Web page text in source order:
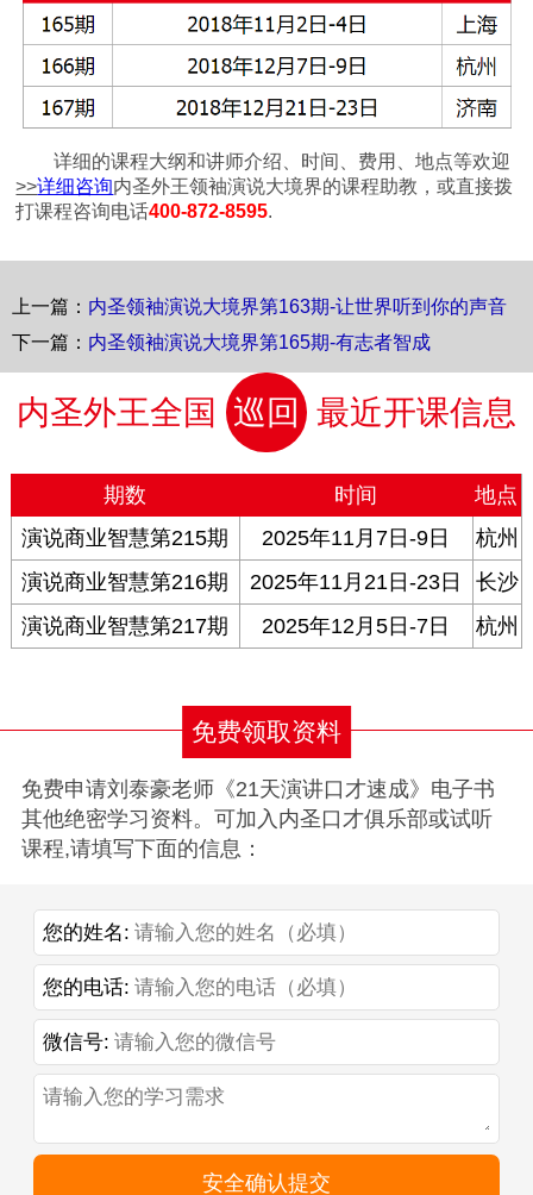
详细的课程大纲和讲师介绍、时间、费用、地点等欢迎
>>详细咨询内圣外王领袖演说大境界的课程助教，或直接拨
打课程咨询电话400-872-8595.
上一篇： 内圣领袖演说大境界第163期-让世界听到你的声音
下一篇： 内圣领袖演说大境界第165期-有志者智成
内圣外王全国 巡回 最近开课信息
期数 时间
地点
演说商业智慧第215期
2025年11月7日-9日
杭州
演说商业智慧第216期
2025年11月21日-23日
长沙
演说商业智慧第217期
2025年12月5日-7日 杭州
免费领取资料
免费申请刘泰豪老师《21天演讲口才速成》电子书
其他绝密学习资料。可加入内圣口才俱乐部或试听
课程,请填写下面的信息：
您的姓名:
您的电话:
微信号:
安全确认提交